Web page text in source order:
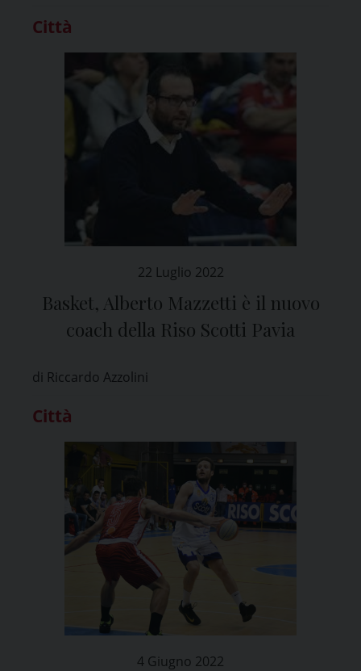
Città
22 Luglio 2022
Basket, Alberto Mazzetti è il nuovo
coach della Riso Scotti Pavia
di Riccardo Azzolini
Città
4 Giugno 2022